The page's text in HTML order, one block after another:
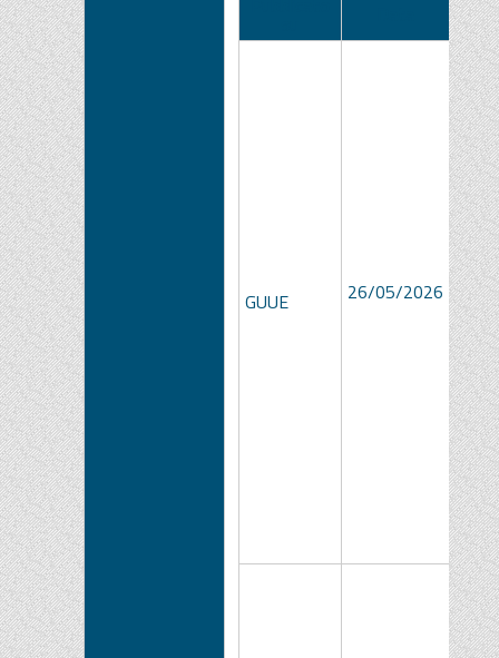
GUUE 26/05/2026